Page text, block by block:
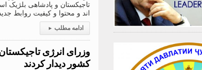
تاجیکستان و پادشاهی بلژیک
اند و محتوا و کیفیت روابط
ادامه مطلب ▸
وزرای انرژی
کشور دیدار کردند